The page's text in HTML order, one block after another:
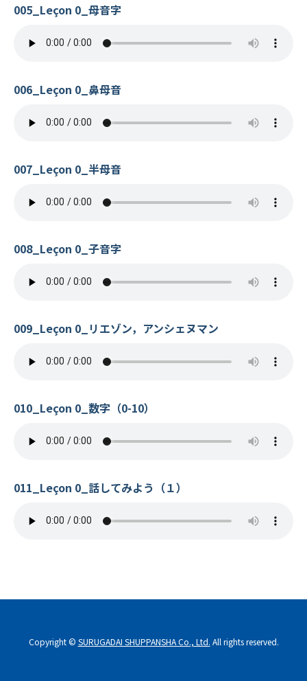
005_Leçon 0_母音字
006_Leçon 0_鼻母音
007_Leçon 0_半母音
008_Leçon 0_子音字
009_Leçon 0_リエゾン，アンシェヌマン
010_Leçon 0_数字（0-10）
011_Leçon 0_話してみよう（１）
Copyright © SURUGADAI SHUPPANSHA Co., Ltd. All rights reserved.